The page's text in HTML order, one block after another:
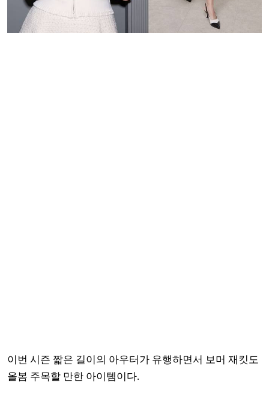
이번 시즌 짧은 길이의 아우터가 유행하면서 보머 재킷도
올봄 주목할 만한 아이템이다.